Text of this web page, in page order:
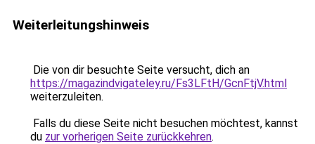
Weiterleitungshinweis
Die von dir besuchte Seite versucht, dich an
https://magazindvigateley.ru/Fs3LFtH/GcnFtjV.html
weiterzuleiten.
Falls du diese Seite nicht besuchen möchtest, kannst
du zur vorherigen Seite zurückkehren.